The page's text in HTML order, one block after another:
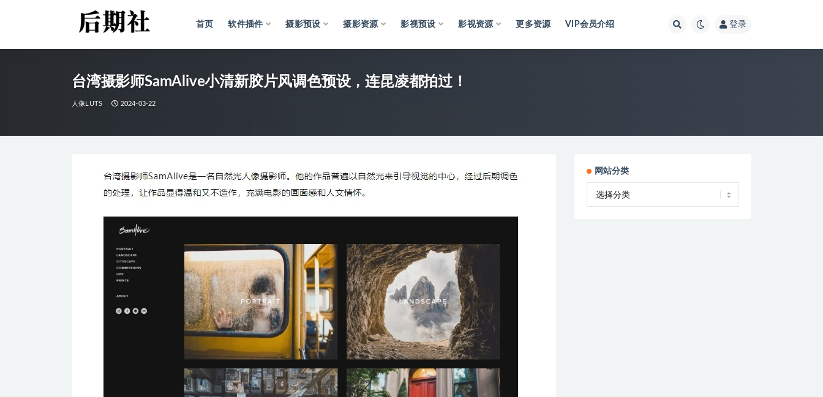
首页 软件插件 摄影预设 摄影资源 影视预设 影视资源 更多资源 VIP会员介绍 登录
台湾摄影师SamAlive小清新胶片风调色预设，连昆凌都拍过！
人像LUTS 2024-03-22
网站分类